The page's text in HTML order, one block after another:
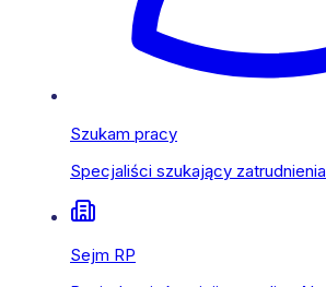
Szukam pracy
Specjaliści szukający zatrudnienia
Sejm RP